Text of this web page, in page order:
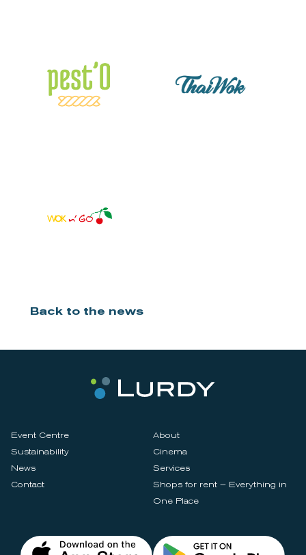
Back to the news
Event Centre
About
Sustainability
Cinema
News
Services
Contact
Shops for rent – Everything in
One Place